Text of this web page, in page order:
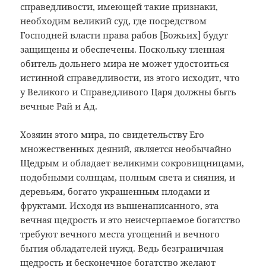
справедливости, имеющей такие признаки,
необходим великий суд, где посредством
Господней власти права рабов [Божьих] будут
защищены и обеспечены. Поскольку тленная
обитель дольнего мира не может удостоиться
истинной справедливости, из этого исходит, что
у Великого и Справедливого Царя должны быть
вечные Рай и Ад.
Хозяин этого мира, по свидетельству Его
множественных деяний, является необычайно
Щедрым и обладает великими сокровищницами,
подобными солнцам, полным света и сияния, и
деревьям, богато украшенным плодами и
фруктами. Исходя из вышенаписанного, эта
вечная щедрость и это неисчерпаемое богатство
требуют вечного места угощений и вечного
бытия обладателей нужд. Ведь безграничная
щедрость и бесконечное богатство желают